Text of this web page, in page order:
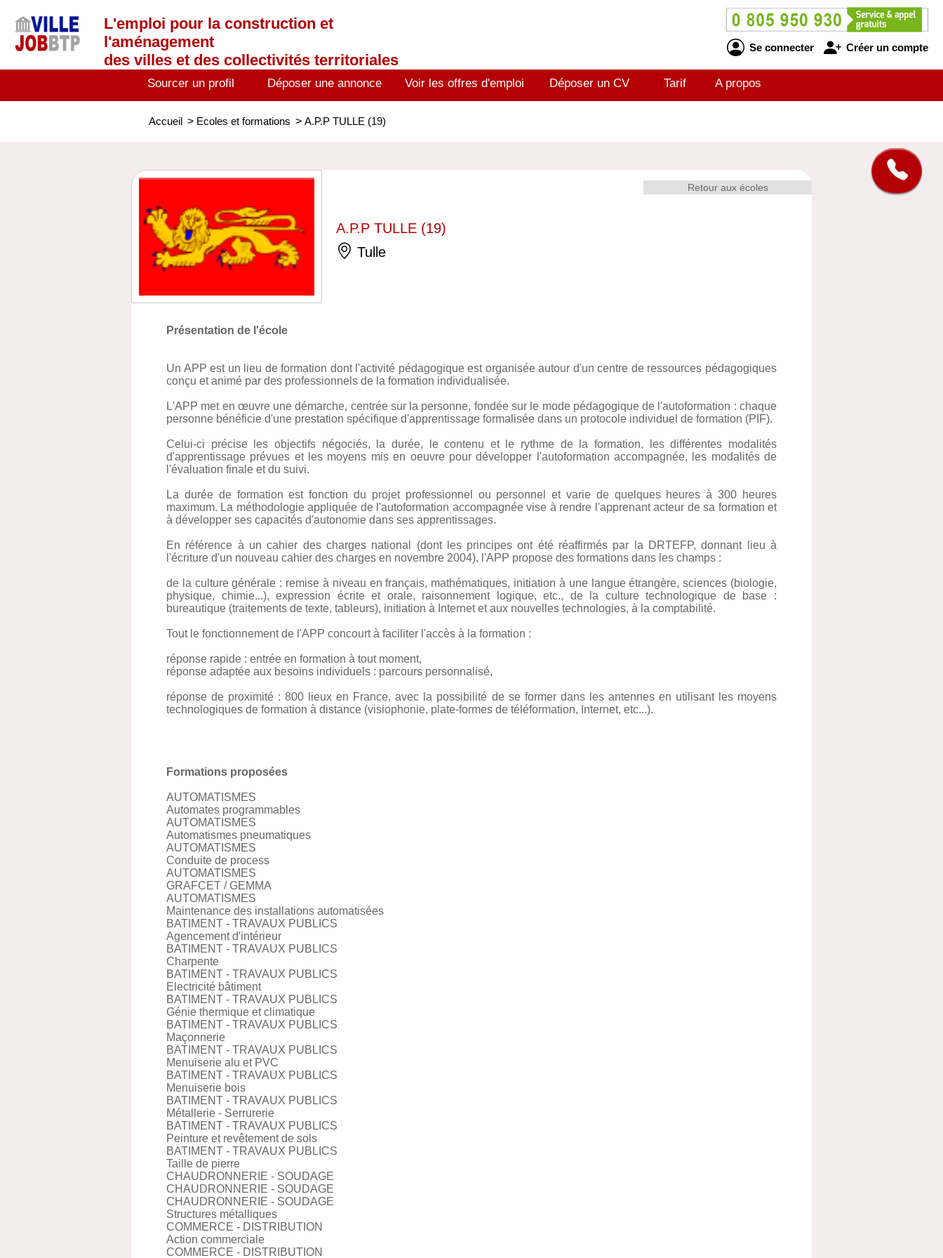
L'emploi pour la construction et
l'aménagement
des villes et des collectivités territoriales
Se connecter Créer un compte
Sourcer un profil Déposer une annonce Voir les offres d'emploi Déposer un CV Tarif A propos
Accueil > Ecoles et formations > A.P.P TULLE (19)
Retour aux écoles
A.P.P TULLE (19)
Tulle
Présentation de l'école
Un APP est un lieu de formation dont l'activité pédagogique est organisée autour d'un centre de ressources pédagogiques
conçu et animé par des professionnels de la formation individualisée.
L'APP met en œuvre une démarche, centrée sur la personne, fondée sur le mode pédagogique de l'autoformation : chaque
personne bénéficie d'une prestation spécifique d'apprentissage formalisée dans un protocole individuel de formation (PIF).
Celui-ci précise les objectifs négociés, la durée, le contenu et le rythme de la formation, les différentes modalités
d'apprentissage prévues et les moyens mis en oeuvre pour développer l'autoformation accompagnée, les modalités de
l'évaluation finale et du suivi.
La durée de formation est fonction du projet professionnel ou personnel et varie de quelques heures à 300 heures
maximum. La méthodologie appliquée de l'autoformation accompagnée vise à rendre l'apprenant acteur de sa formation et
à développer ses capacités d'autonomie dans ses apprentissages.
En référence à un cahier des charges national (dont les principes ont été réaffirmés par la DRTEFP, donnant lieu à
l'écriture d'un nouveau cahier des charges en novembre 2004), l'APP propose des formations dans les champs :
de la culture générale : remise à niveau en français, mathématiques, initiation à une langue étrangère, sciences (biologie,
physique, chimie...), expression écrite et orale, raisonnement logique, etc., de la culture technologique de base :
bureautique (traitements de texte, tableurs), initiation à Internet et aux nouvelles technologies, à la comptabilité.
Tout le fonctionnement de l'APP concourt à faciliter l'accès à la formation :
réponse rapide : entrée en formation à tout moment,
réponse adaptée aux besoins individuels : parcours personnalisé,
réponse de proximité : 800 lieux en France, avec la possibilité de se former dans les antennes en utilisant les moyens
technologiques de formation à distance (visiophonie, plate-formes de téléformation, Internet, etc...).
Formations proposées
AUTOMATISMES
Automates programmables
AUTOMATISMES
Automatismes pneumatiques
AUTOMATISMES
Conduite de process
AUTOMATISMES
GRAFCET / GEMMA
AUTOMATISMES
Maintenance des installations automatisées
BATIMENT - TRAVAUX PUBLICS
Agencement d'intérieur
BATIMENT - TRAVAUX PUBLICS
Charpente
BATIMENT - TRAVAUX PUBLICS
Electricité bâtiment
BATIMENT - TRAVAUX PUBLICS
Génie thermique et climatique
BATIMENT - TRAVAUX PUBLICS
Maçonnerie
BATIMENT - TRAVAUX PUBLICS
Menuiserie alu et PVC
BATIMENT - TRAVAUX PUBLICS
Menuiserie bois
BATIMENT - TRAVAUX PUBLICS
Métallerie - Serrurerie
BATIMENT - TRAVAUX PUBLICS
Peinture et revêtement de sols
BATIMENT - TRAVAUX PUBLICS
Taille de pierre
CHAUDRONNERIE - SOUDAGE
CHAUDRONNERIE - SOUDAGE
CHAUDRONNERIE - SOUDAGE
Structures métalliques
COMMERCE - DISTRIBUTION
Action commerciale
COMMERCE - DISTRIBUTION